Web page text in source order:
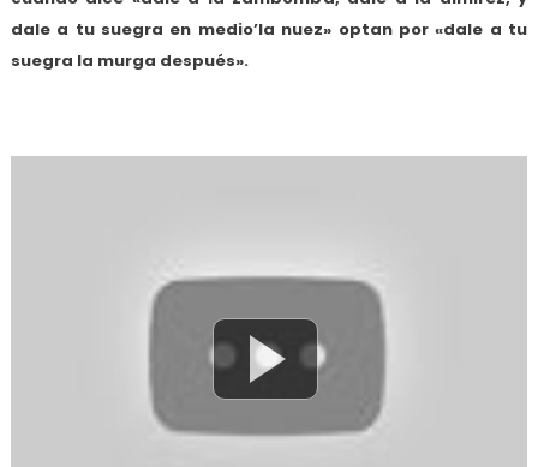
dale a tu suegra en medio’la nuez» optan por «dale a tu
suegra la murga después».